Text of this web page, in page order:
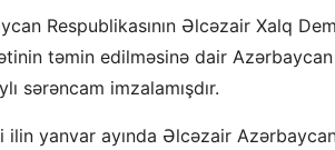
Respublikasının Əlcəzair Xalq
təmin edilməsinə dair
sərəncam imzalamışdır.
ilin yanvar ayında Əlcəzair